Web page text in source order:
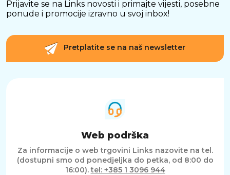
Prijavite se na Links novosti i primajte vijesti, posebne
ponude i promocije izravno u svoj inbox!
Pretplatite se na naš newsletter
Web podrška
Za informacije o web trgovini Links nazovite na tel.
(dostupni smo od ponedjeljka do petka, od 8:00 do
16:00).tel: +385 1 3096 944